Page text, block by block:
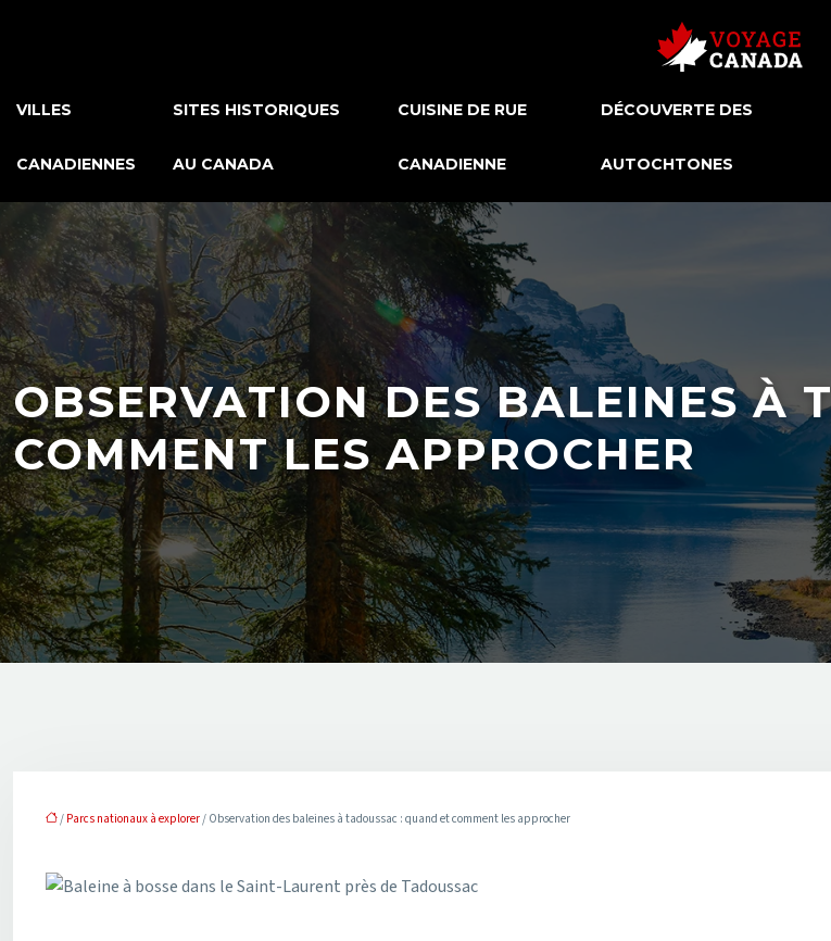
VILLES
CANADIENNES
SITES HISTORIQUES
AU CANADA
CUISINE DE RUE
CANADIENNE
DÉCOUVERTE DES
AUTOCHTONES
OBSERVATION DES BALEINES À
COMMENT LES APPROCHER
/ Parcs nationaux à explorer / Observation des baleines à tadoussac : quand et comment les approcher